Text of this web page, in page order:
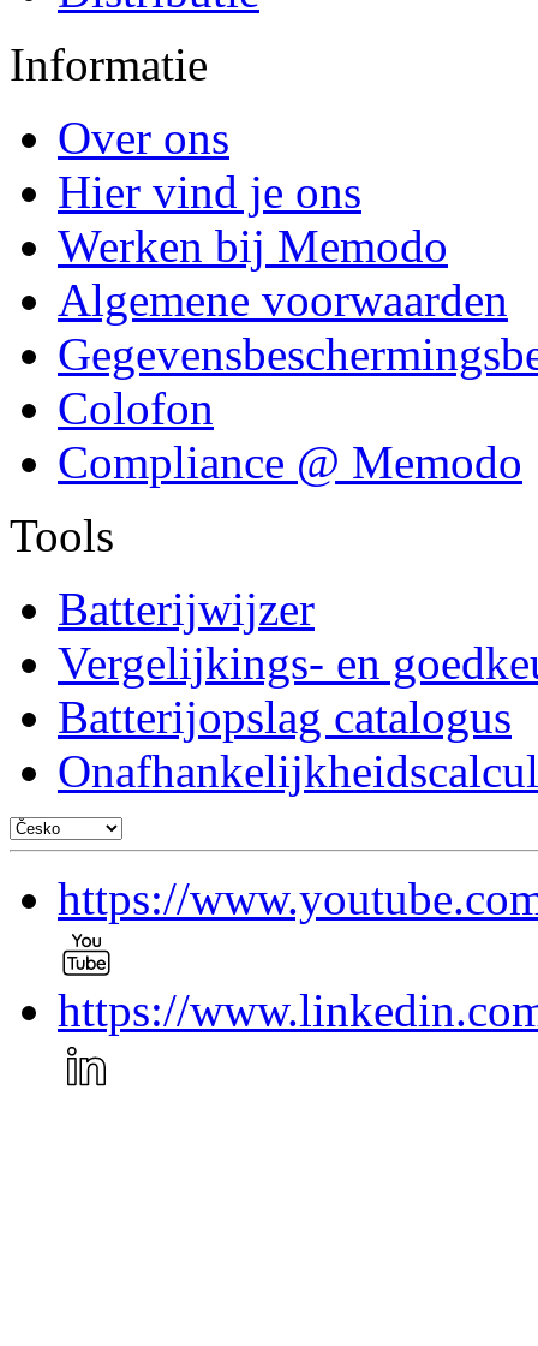
Informatie
Over ons
Hier vind je ons
Werken bij Memodo
Algemene voorwaarden
Colofon
Compliance @ Memodo
Tools
Batterijwijzer
Vergelijkings- en
Batterijopslag catalogus
https://
https://